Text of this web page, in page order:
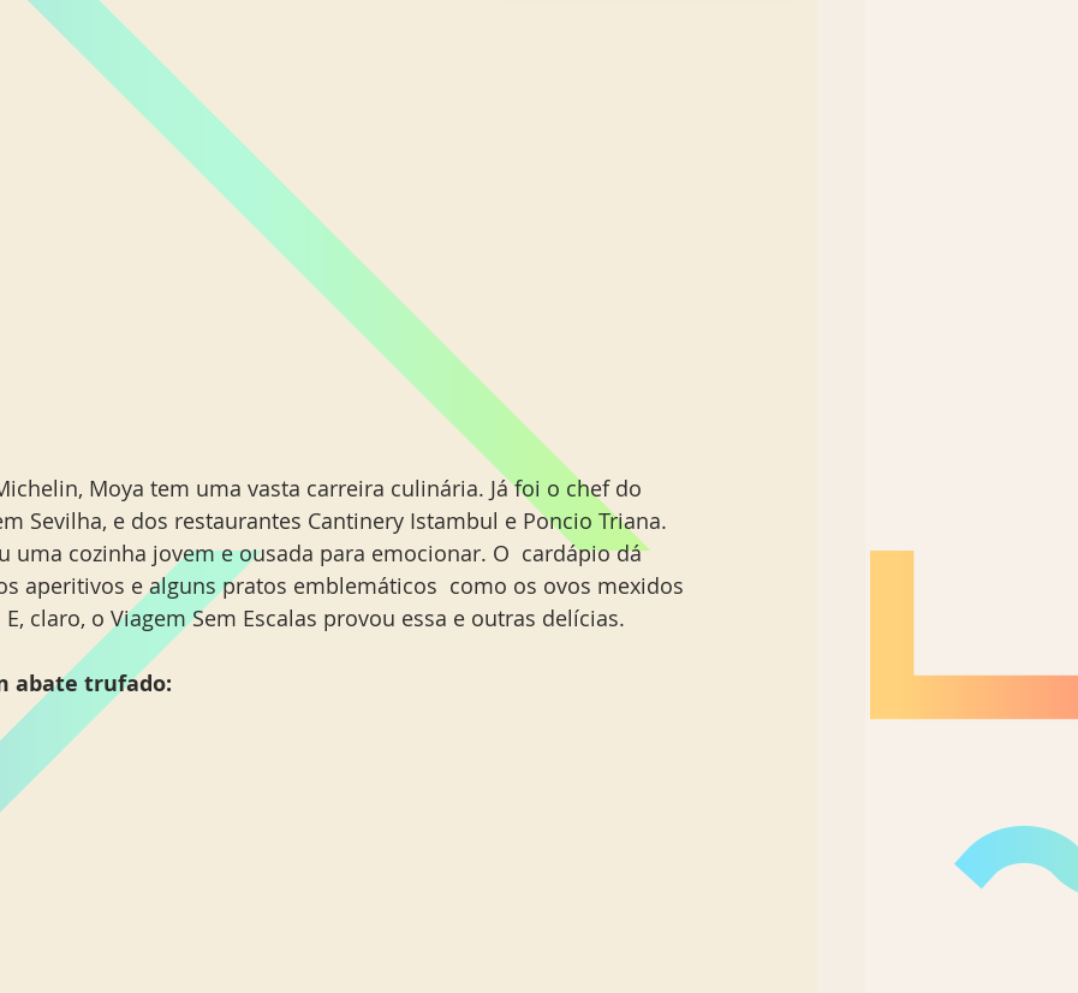
Moya tem uma vasta carreira culinária. Já foi o chef do
Sevilha, e dos restaurantes Cantinery Istambul e Poncio Triana.
uma cozinha jovem e ousada para emocionar. O  cardápio dá
aperitivos e alguns pratos emblemáticos  como os ovos mexidos
claro, o Viagem Sem Escalas provou essa e outras delícias.
abate trufado: